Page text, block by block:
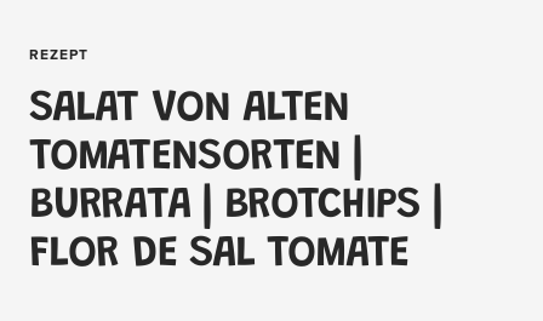
REZEPT
SALAT VON ALTEN
TOMATENSORTEN |
BURRATA | BROTCHIPS |
FLOR DE SAL TOMATE